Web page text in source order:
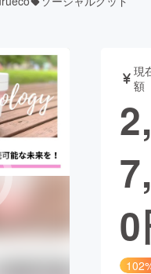
ー・ガジェット
起業
・地域活性化
Social Good
CAMPFIRE
現
額
0